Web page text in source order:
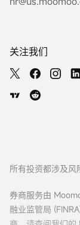
关注我们
所有投资都涉及风
券商服务由
融业监管局